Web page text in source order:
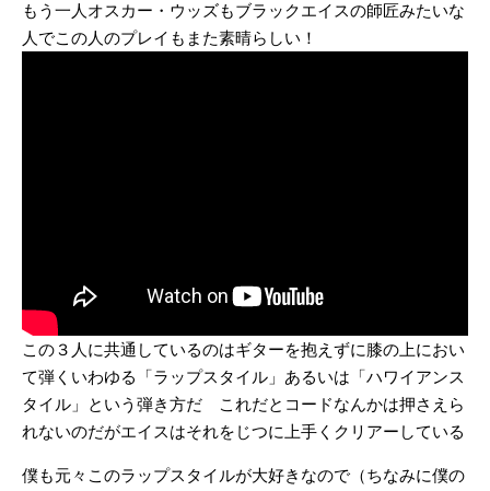
もう一人オスカー・ウッズもブラックエイスの師匠みたいな
人でこの人のプレイもまた素晴らしい！
この３人に共通しているのはギターを抱えずに膝の上におい
て弾くいわゆる「ラップスタイル」あるいは「ハワイアンス
タイル」という弾き方だ これだとコードなんかは押さえら
れないのだがエイスはそれをじつに上手くクリアーしている
僕も元々このラップスタイルが大好きなので（ちなみに僕の